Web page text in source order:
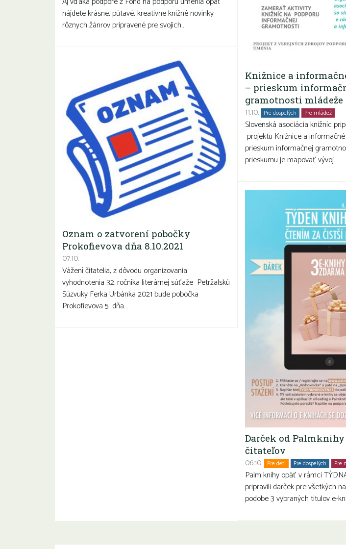
nájdete krásne, pútavé, kreatívne knižné novinky
rôznych žánrov pripravené pre svojich…
Knižnice a
– prieskum
gramotnosti mládeže
11.10. Pre dospelých Pre mládež
Slovenská asociácia knižníc
projektu Knižnice a
prieskum informačnej
prieskumu je mapovať vývoj…
Oznam o zatvorení pobočky
Prokofievova dňa 8.10.2021
07.10.
Vážení čitatelia, z dôvodu organizovania
vyhodnotenia 32. ročníka literárnej súťaže Petržalskú
Súzvuky Ferka Urbánka 2021 bude pobočka
Prokofievova 5 dňa…
Darček od
čitateľov
06.10. Pre deti Pre dospelých Pre
Palm knihy opäť v rámci
pripravili darček pre všetkých
podobe 3 vybraných titulov e-